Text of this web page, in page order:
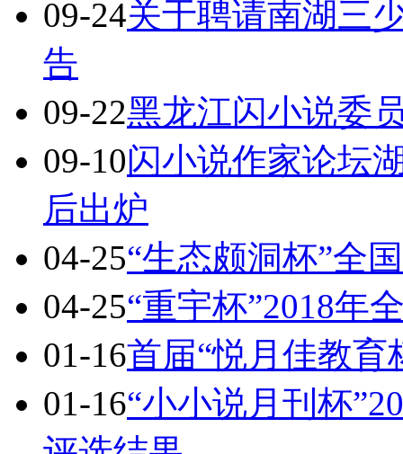
09-24关于聘请南湖三
告
09-22黑龙江闪小说委
09-10闪小说作家论坛
后出炉
04-25“生态颇洞杯”全
04-25“重宇杯”2018年
01-16首届“悦月佳教育
01-16“小小说月刊杯